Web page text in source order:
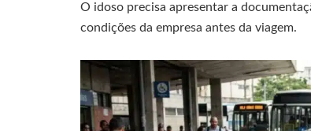
O idoso precisa apresentar a
condições da empresa antes da viagem.